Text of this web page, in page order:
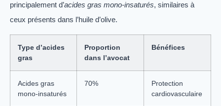
principalement d’acides gras mono-insaturés, similaires à
ceux présents dans l’huile d’olive.
Type d’acides
gras
Proportion
dans l’avocat
Bénéfices
Acides gras
mono-insaturés
70%
Protection
cardiovasculaire